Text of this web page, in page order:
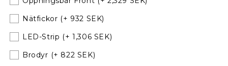
Sprayhood
till
bågar
060512-
01
Sprayhood
till
bågar
060512-
01
Nätfickor (+ 932 SEK)
LED-Strip (+ 1,306 SEK)
Brodyr (+ 822 SEK)